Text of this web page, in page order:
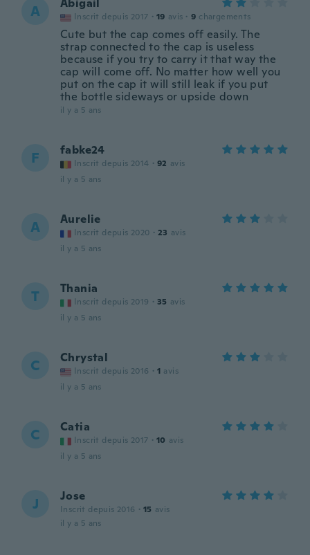
A Abigail
Inscrit depuis 2017 · 19 avis · 9 chargements
Cute but the cap comes off easily. The
strap connected to the cap is useless
because if you try to carry it that way the
cap will come off. No matter how well you
put on the cap it will still leak if you put
the bottle sideways or upside down
il y a 5 ans
F fabke24
Inscrit depuis 2014 · 92 avis
il y a 5 ans
A Aurelie
Inscrit depuis 2020 · 23 avis
il y a 5 ans
T Thania
Inscrit depuis 2019 · 35 avis
il y a 5 ans
C Chrystal
Inscrit depuis 2016 · 1 avis
il y a 5 ans
C Catia
Inscrit depuis 2017 · 10 avis
il y a 5 ans
J Jose
Inscrit depuis 2016 · 15 avis
il y a 5 ans